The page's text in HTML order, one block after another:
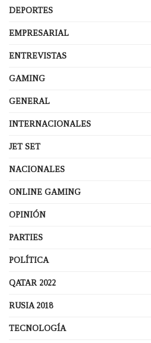
DEPORTES
EMPRESARIAL
ENTREVISTAS
GAMING
GENERAL
INTERNACIONALES
JET SET
NACIONALES
ONLINE GAMING
OPINIÓN
PARTIES
POLÍTICA
QATAR 2022
RUSIA 2018
TECNOLOGÍA